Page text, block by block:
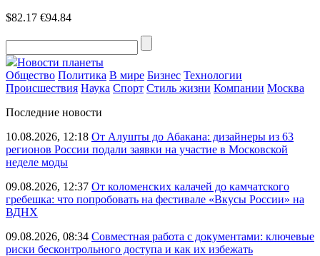
$82.17 €94.84
Новости планеты
Общество Политика В мире Бизнес Технологии
Происшествия Наука Спорт Стиль жизни Компании Москва
Последние новости
10.08.2026, 12:18 От Алушты до Абакана: дизайнеры из 63
регионов России подали заявки на участие в Московской
неделе моды
09.08.2026, 12:37 От коломенских калачей до камчатского
гребешка: что попробовать на фестивале «Вкусы России» на
ВДНХ
09.08.2026, 08:34 Совместная работа с документами: ключевые
риски бесконтрольного доступа и как их избежать